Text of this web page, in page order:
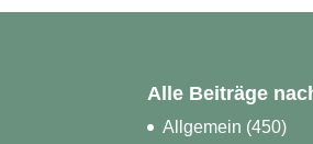
Alle Beiträge
Allgemein (450)